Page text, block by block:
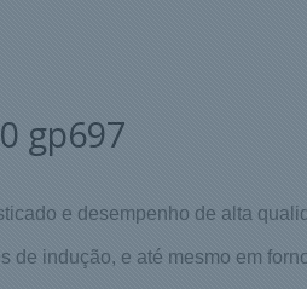
gp697
e desempenho de alta
indução, e até mesmo em